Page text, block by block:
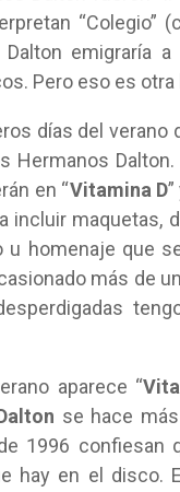
“Colegio”
Dalton emigraría
Pero eso es otra
días del verano
Hermanos Dalton.
en “Vitamina D
incluir maquetas,
u homenaje que
más de
aparece “
se hace
1996 confiesan
hay en el disco.